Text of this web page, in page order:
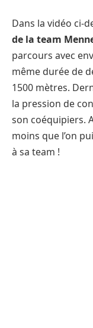
Dans la vidéo ci-
de la team
parcours avec
même durée de
1500 mètres.
la pression de
son coéquipiers.
moins que l’on
à sa team !